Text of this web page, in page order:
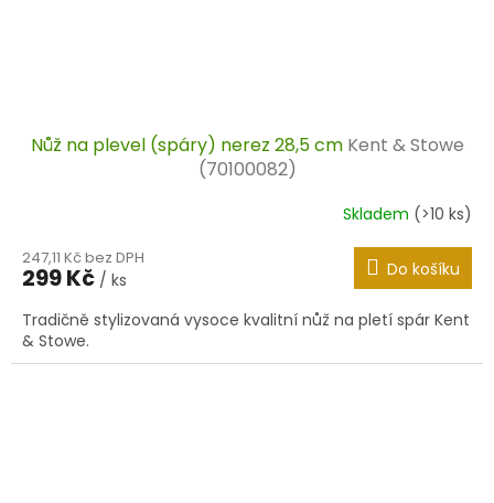
Nůž na plevel (spáry) nerez 28,5 cm Kent & Stowe
(70100082)
Skladem (>10 ks)
247,11 Kč bez DPH
299 Kč / ks Do košíku
Tradičně stylizovaná vysoce kvalitní nůž na pletí spár Kent
& Stowe.